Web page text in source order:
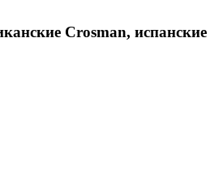
Crosman, испанские